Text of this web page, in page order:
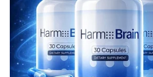
എണ്ണം
നിരീക്ഷണത്തിന്
നടക്കുകയാണെന്നും